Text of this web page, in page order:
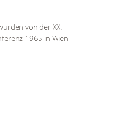
von der XX.
1965 in Wien